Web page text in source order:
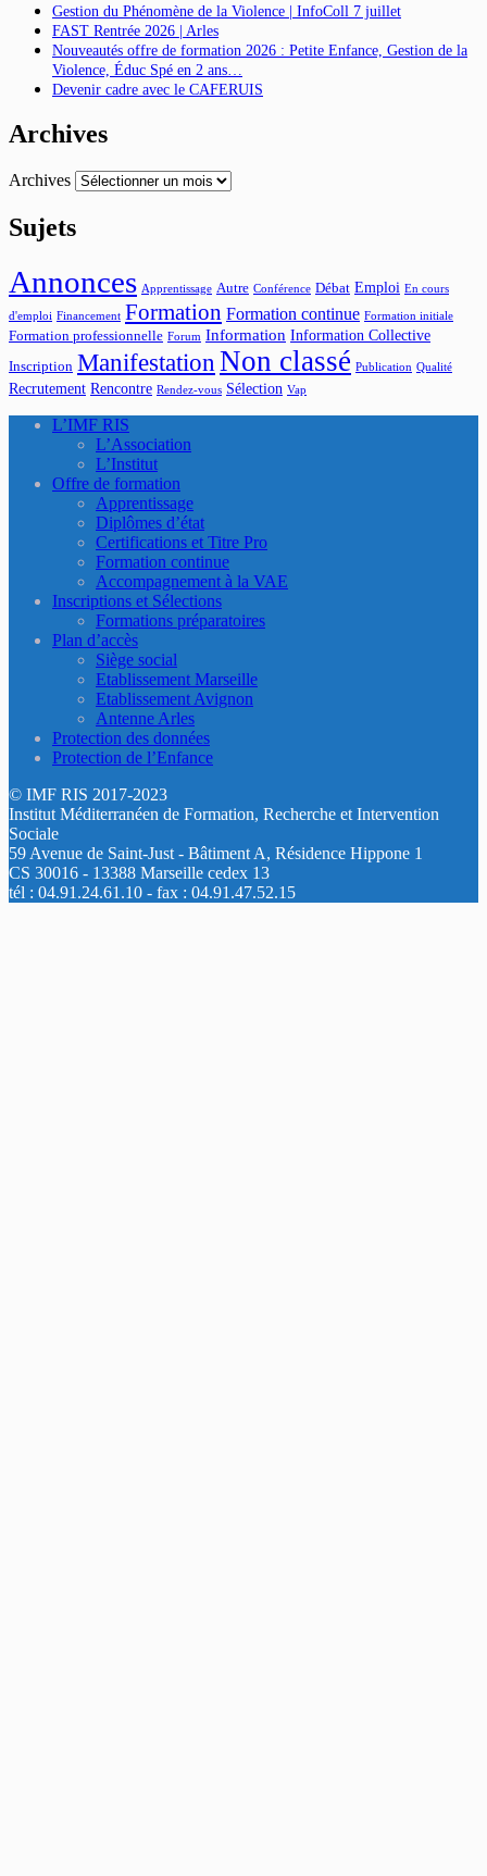
Gestion du Phénomène de la Violence | InfoColl 7 juillet
FAST Rentrée 2026 | Arles
Nouveautés offre de formation 2026 : Petite Enfance, Gestion de la
Violence, Éduc Spé en 2 ans…
Devenir cadre avec le CAFERUIS
Archives
Archives
Sujets
Annonces Apprentissage Autre Conférence Débat Emploi En cours
d'emploi Financement Formation Formation continue Formation initiale
Formation professionnelle Forum Information Information Collective
Inscription Manifestation Non classé Publication Qualité
Recrutement Rencontre Rendez-vous Sélection Vap
L’IMF RIS
L’Association
L’Institut
Offre de formation
Apprentissage
Diplômes d’état
Certifications et Titre Pro
Formation continue
Accompagnement à la VAE
Inscriptions et Sélections
Formations préparatoires
Plan d’accès
Siège social
Etablissement Marseille
Etablissement Avignon
Antenne Arles
Protection des données
Protection de l’Enfance
© IMF RIS 2017-2023
Institut Méditerranéen de Formation, Recherche et Intervention
Sociale
59 Avenue de Saint-Just - Bâtiment A, Résidence Hippone 1
CS 30016 - 13388 Marseille cedex 13
tél : 04.91.24.61.10 - fax : 04.91.47.52.15